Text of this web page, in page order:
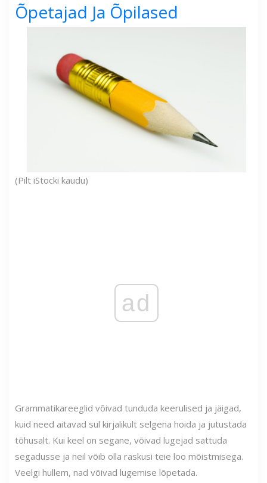
Õpetajad Ja Õpilased
(Pilt iStocki kaudu)
ad
Grammatikareeglid võivad tunduda keerulised ja jäigad,
kuid need aitavad sul kirjalikult selgena hoida ja jutustada
tõhusalt. Kui keel on segane, võivad lugejad sattuda
segadusse ja neil võib olla raskusi teie loo mõistmisega.
Veelgi hullem, nad võivad lugemise lõpetada.